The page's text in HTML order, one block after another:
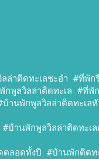
ล่าติดทะเลชะอำ #ที่พัก
พูลวิลล่าติดทะเล #ที่พั
านพักพูลวิลล่าติดทะเล
บ้านพักพูลวิลล่าติดทะเ
ลอดทั้งปี #บ้านพักติดท